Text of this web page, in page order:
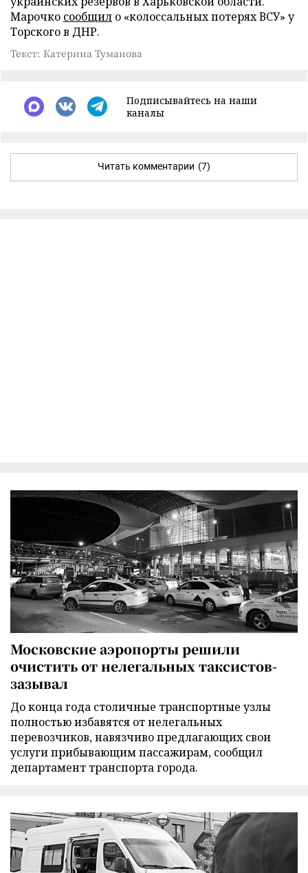
Марочко сообщил о «колоссальных потерях ВСУ» у
Торского в ДНР.
Текст: Катерина Туманова
Подписывайтесь на наши
каналы
Читать комментарии (7)
Московские аэропорты решили
очистить от нелегальных таксистов-
зазывал
До конца года столичные транспортные узлы
полностью избавятся от нелегальных
перевозчиков, навязчиво предлагающих свои
услуги прибывающим пассажирам, сообщил
департамент транспорта города.